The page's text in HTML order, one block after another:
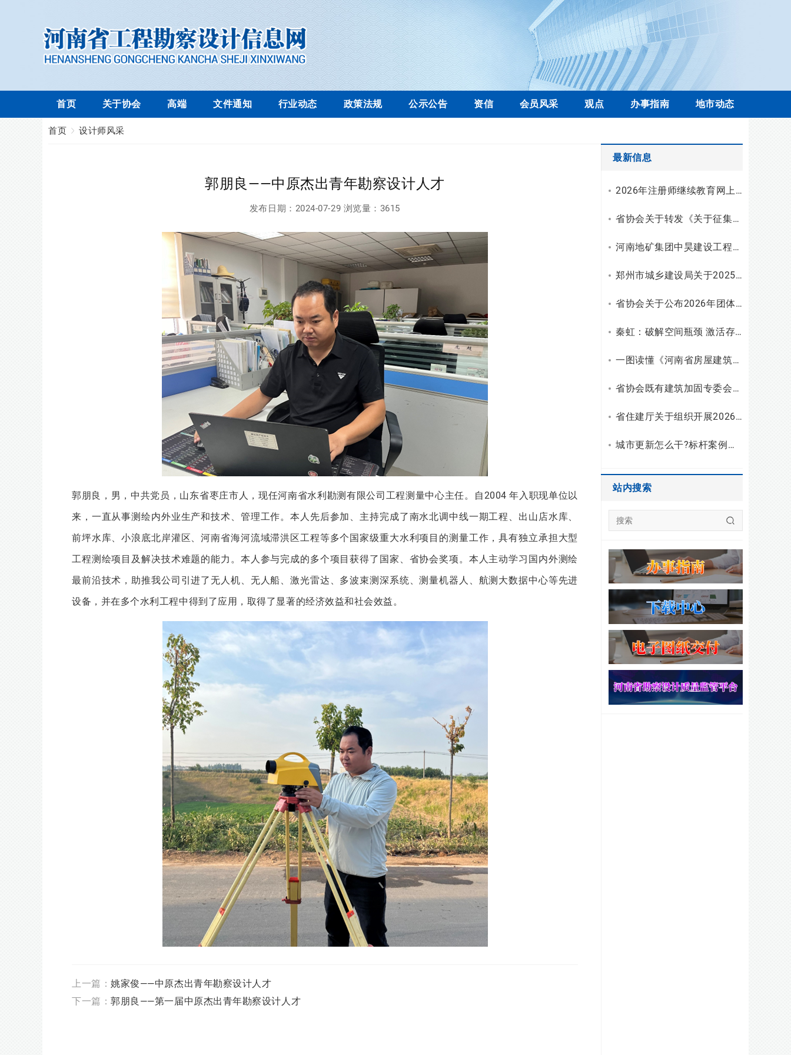
首页 关于协会 高端 文件通知 行业动态 政策法规 公示公告 资信 会员风采 观点 办事指南 地市动态
首页 设计师风采
郭朋良——中原杰出青年勘察设计人才
发布日期： 2024-07-29 浏览量： 3615
郭朋良，男，中共党员，山东省枣庄市人，现任河南省水利勘测有限公司工程测量中心主任。自2004 年入职现单位以
来，一直从事测绘内外业生产和技术、管理工作。本人先后参加、主持完成了南水北调中线一期工程、出山店水库、
前坪水库、小浪底北岸灌区、河南省海河流域滞洪区工程等多个国家级重大水利项目的测量工作，具有独立承担大型
工程测绘项目及解决技术难题的能力。本人参与完成的多个项目获得了国家、省协会奖项。本人主动学习国内外测绘
最前沿技术，助推我公司引进了无人机、无人船、激光雷达、多波束测深系统、测量机器人、航测大数据中心等先进
设备，并在多个水利工程中得到了应用，取得了显著的经济效益和社会效益。
上一篇：姚家俊——中原杰出青年勘察设计人才
下一篇：郭朋良——第一届中原杰出青年勘察设计人才
最新信息
2026年注册师继续教育网上学习操作流程
省协会关于转发《关于征集工程勘察设计行业科技创新案例的通知》的通知
河南地矿集团中昊建设工程有限公司资质升级，综合技术服务实力再上新台阶
郑州市城乡建设局关于2025年工程勘察设计统计调查有关情况的通报
省协会关于公布2026年团体标准（设计）立项和复审结果的通知
秦虹：破解空间瓶颈 激活存量潜能
一图读懂《河南省房屋建筑安全使用指南（试行）》
省协会既有建筑加固专委会召开2026年二季度主任会议
省住建厅关于组织开展2026年度勘察设计行业“双随机、一公开”检查的通知
城市更新怎么干?标杆案例拆解与建筑企业破局之路
站内搜索